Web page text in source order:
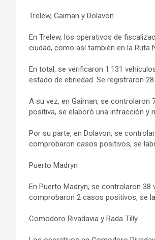
Trelew, Gaiman y Dolavon
En Trelew, los operativos de
ciudad, como así también en la Ruta
En total, se verificaron 1.131
estado de ebriedad. Se registraron
A su vez, en Gaiman, se
positiva, se elaboró una infracción y
Por su parte, en Dolavon, se
comprobaron casos positivos, se
Puerto Madryn
En Puerto Madryn, se controlaron
comprobaron 2 casos positivos, se
Comodoro Rivadavia y Rada Tilly